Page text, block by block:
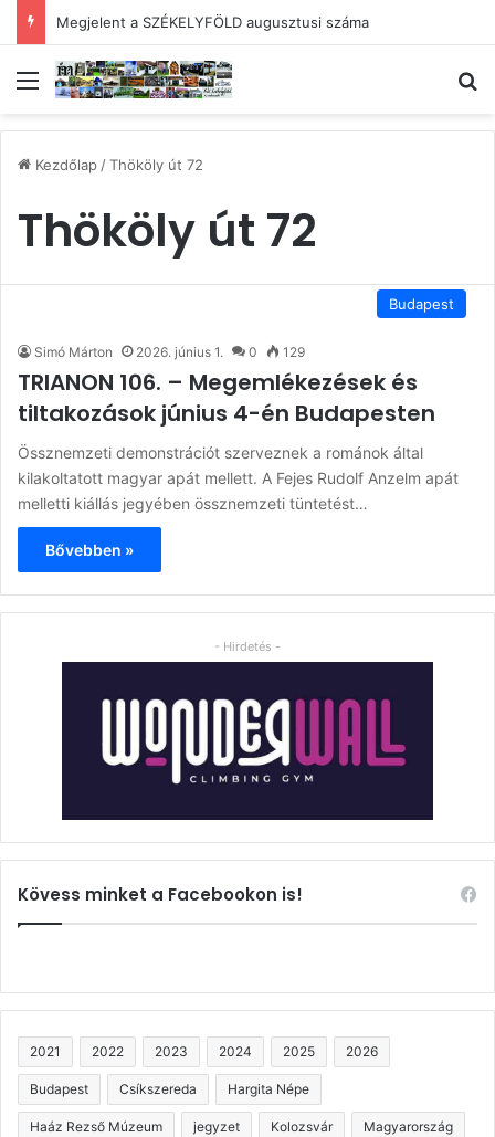
Megjelent a SZÉKELYFÖLD augusztusi száma
Menü
Kezdőlap/Thököly út 72
Thököly út 72
Budapest
Simó Márton 2026. június 1. 0 129
TRIANON 106. – Megemlékezések és
tiltakozások június 4-én Budapesten
Össznemzeti demonstrációt szerveznek a románok által
kilakoltatott magyar apát mellett. A Fejes Rudolf Anzelm apát
melletti kiállás jegyében össznemzeti tüntetést…
Bővebben »
- Hirdetés -
Kövess minket a Facebookon is!
2021 2022 2023 2024 2025 2026
Budapest Csíkszereda Hargita Népe
Haáz Rezső Múzeum jegyzet Kolozsvár Magyarország